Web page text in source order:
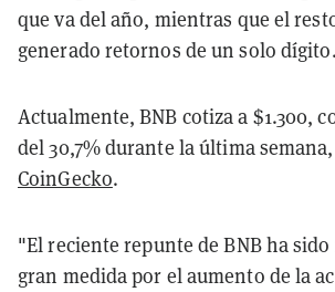
que va del año, mientras que el
generado retornos de un solo dígito.
Actualmente, BNB cotiza a $1.300,
del 30,7% durante la última
CoinGecko.
"El reciente repunte de BNB ha
gran medida por el aumento de la